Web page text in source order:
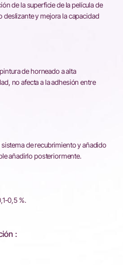
de la superficie de la película de
deslizante y mejora la capacidad
de horneado a alta
no afecta a la adhesión entre
de recubrimiento y añadido
añadirlo posteriormente.
0,5 %.
: